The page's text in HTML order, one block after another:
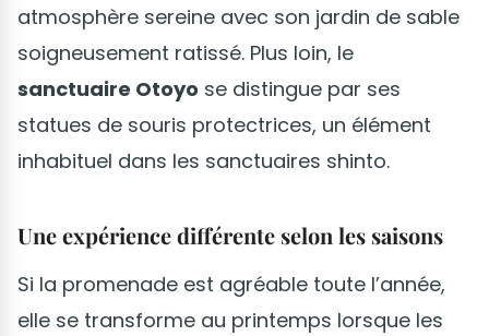
atmosphère sereine avec son jardin de sable
soigneusement ratissé. Plus loin, le
sanctuaire Otoyo se distingue par ses
statues de souris protectrices, un élément
inhabituel dans les sanctuaires shinto.
Une expérience différente selon les saisons
Si la promenade est agréable toute l’année,
elle se transforme au printemps lorsque les